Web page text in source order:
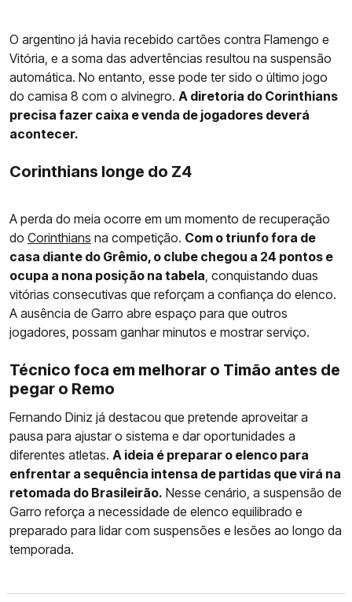
O argentino já havia recebido cartões contra Flamengo e
Vitória, e a soma das advertências resultou na suspensão
automática. No entanto, esse pode ter sido o último jogo
do camisa 8 com o alvinegro. A diretoria do Corinthians
precisa fazer caixa e venda de jogadores deverá
acontecer.
Corinthians longe do Z4
A perda do meia ocorre em um momento de recuperação
do Corinthians na competição. Com o triunfo fora de
casa diante do Grêmio, o clube chegou a 24 pontos e
ocupa a nona posição na tabela , conquistando duas
vitórias consecutivas que reforçam a confiança do elenco.
A ausência de Garro abre espaço para que outros
jogadores, possam ganhar minutos e mostrar serviço.
Técnico foca em melhorar o Timão antes de
pegar o Remo
Fernando Diniz já destacou que pretende aproveitar a
pausa para ajustar o sistema e dar oportunidades a
diferentes atletas. A ideia é preparar o elenco para
enfrentar a sequência intensa de partidas que virá na
retomada do Brasileirão. Nesse cenário, a suspensão de
Garro reforça a necessidade de elenco equilibrado e
preparado para lidar com suspensões e lesões ao longo da
temporada.